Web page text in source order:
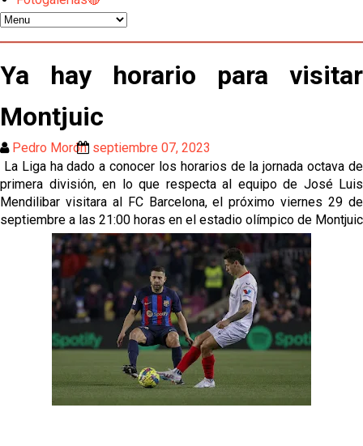
Djibril Sow pone rumbo a Italia para firmar su nuevo
contrato con el Genoa
Kochorashvili, seria opción para reforzar el centro
del campo sevillista
Sow muy cerca de cerrar su traspaso al Genoa
Oso es el siguiente en la lista para salir
El Sevilla FC oficializa la cesión de Rafa Mir al Aris
de Salónica
Juanlu se marcha traspasado al Bournemouth
Emery quiere pescar en el Atleti , el Villareal ya
tiene nuevo portero y el Getafe mueve ficha... Las
últimas novedades del mercado de La Liga
Vargas y Sow se incorporan al grupo en la sesión
del martes
Ya hay horario para visitar
Montjuic
Pedro Morón septiembre 07, 2023
La Liga ha dado a conocer los horarios de la jornada octava de
primera división, en lo que respecta al equipo de José Luis
Mendilibar visitara al FC Barcelona, el próximo viernes 29 de
septiembre a las 21:00 horas en el estadio olímpico de Montjuic